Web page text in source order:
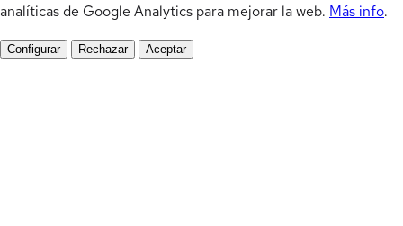
analíticas de Google Analytics para mejorar la web. Más info.
Configurar Rechazar Aceptar